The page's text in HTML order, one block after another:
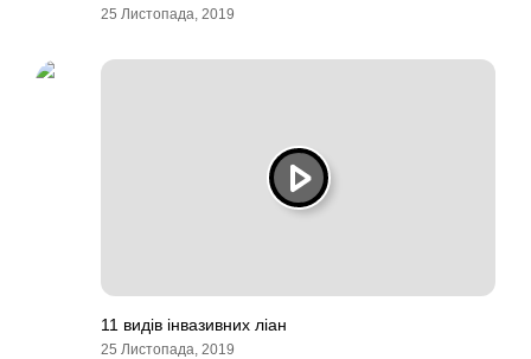
25 Листопада, 2019
11 видів інвазивних ліан
25 Листопада, 2019